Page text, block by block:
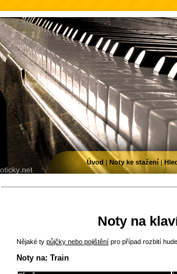
Noty na
Nějaké ty půjčky nebo pojištění pro případ rozbití
Noty na: Train
Úvod | Noty ke stažení|